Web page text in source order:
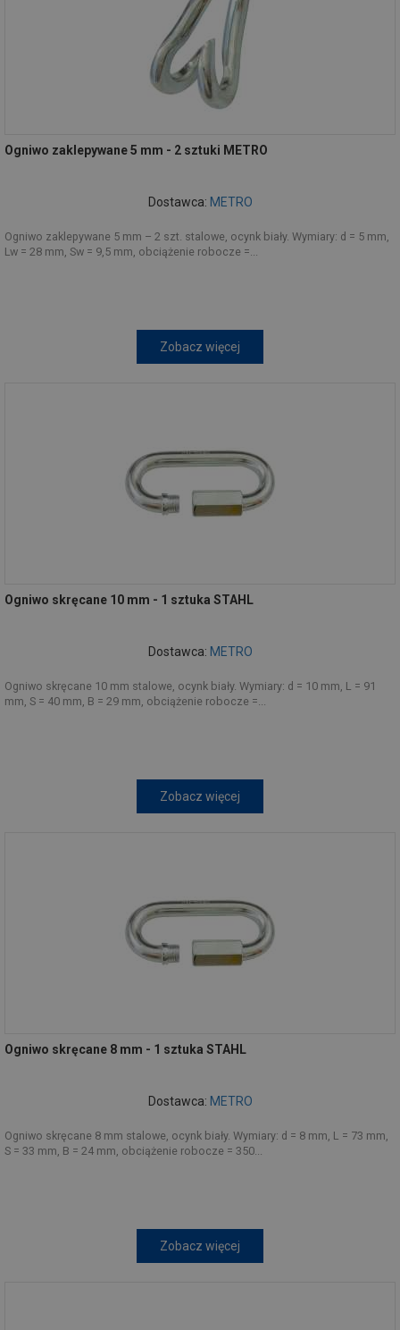
Ogniwo zaklepywane 5 mm - 2 sztuki METRO
Dostawca: METRO
Ogniwo zaklepywane 5 mm – 2 szt. stalowe, ocynk biały. Wymiary: d = 5 mm,
Lw = 28 mm, Sw = 9,5 mm, obciążenie robocze =...
Zobacz więcej
Ogniwo skręcane 10 mm - 1 sztuka STAHL
Dostawca: METRO
Ogniwo skręcane 10 mm stalowe, ocynk biały. Wymiary: d = 10 mm, L = 91
mm, S = 40 mm, B = 29 mm, obciążenie robocze =...
Zobacz więcej
Ogniwo skręcane 8 mm - 1 sztuka STAHL
Dostawca: METRO
Ogniwo skręcane 8 mm stalowe, ocynk biały. Wymiary: d = 8 mm, L = 73 mm,
S = 33 mm, B = 24 mm, obciążenie robocze = 350...
Zobacz więcej